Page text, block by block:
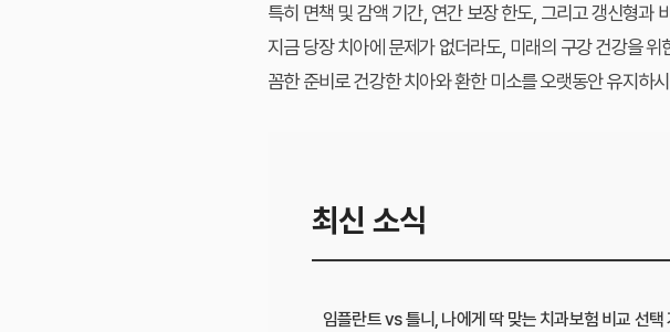
특히 면책 및 감액 기간, 연간 보장 한도, 그리고 갱신형과
지금 당장 치아에 문제가 없더라도, 미래의 구강 건강을 위
꼼한 준비로 건강한 치아와 환한 미소를 오랫동안 유지하
최신 소식
임플란트 vs 틀니, 나에게 딱 맞는 치과보험 비교 선택